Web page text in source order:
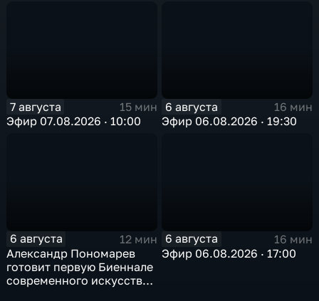
7 августа
15 мин
Эфир 07.08.2026 · 10:00
6 августа
16 мин
Эфир 06.08.2026 · 19:30
6 августа
12 мин
Александр Пономарев
готовит первую Биеннале
современного искусства
6 августа
16 мин
Эфир 06.08.2026 · 17:00